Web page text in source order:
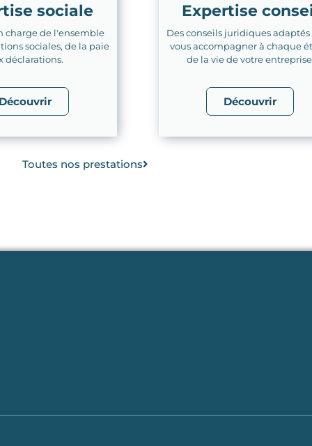
sociale
charge de l'ensemble
sociales, de la paie
déclarations.
Expertise
Des conseils juridiques
vous accompagner à chaque
de la vie de votre
Découvrir
Toutes nos prestations